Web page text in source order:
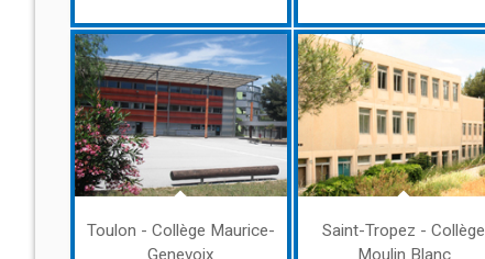
Toulon - Collège Maurice-
Genevoix
Saint-Tropez - Collège
Moulin Blanc